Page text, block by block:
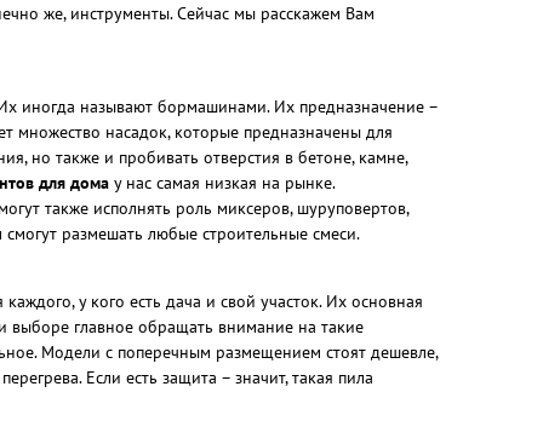
же, инструменты. Сейчас мы расскажем Вам
иногда называют бормашинами. Их предназначение –
множество насадок, которые предназначены для
но также и пробивать отверстия в бетоне, камне,
для дома у нас самая низкая на рынке.
также исполнять роль миксеров, шуруповертов,
размешать любые строительные смеси.
у кого есть дача и свой участок. Их основная
выборе главное обращать внимание на такие
Модели с поперечным размещением стоят дешевле,
Если есть защита – значит, такая пила